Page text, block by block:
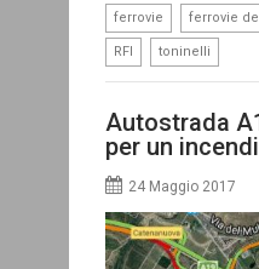
ferrovie ferrovie
RFI toninelli
Autostrada
per un
24 Maggio 2017